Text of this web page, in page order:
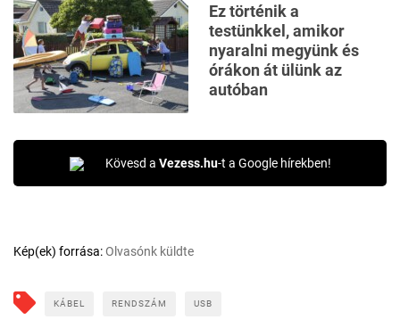
Ez történik a
testünkkel, amikor
nyaralni megyünk és
órákon át ülünk az
autóban
Kövesd a Vezess.hu-t a Google hírekben!
Kép(ek) forrása:Olvasónk küldte
KÁBEL RENDSZÁM USB